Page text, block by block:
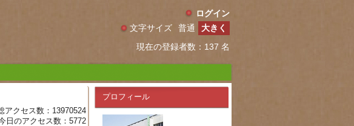
ログイン
現在の登録者数：137 名
文字サイズ 普通 大きく
アクセス数：13970524
日のアクセス数：5772
プロフィール